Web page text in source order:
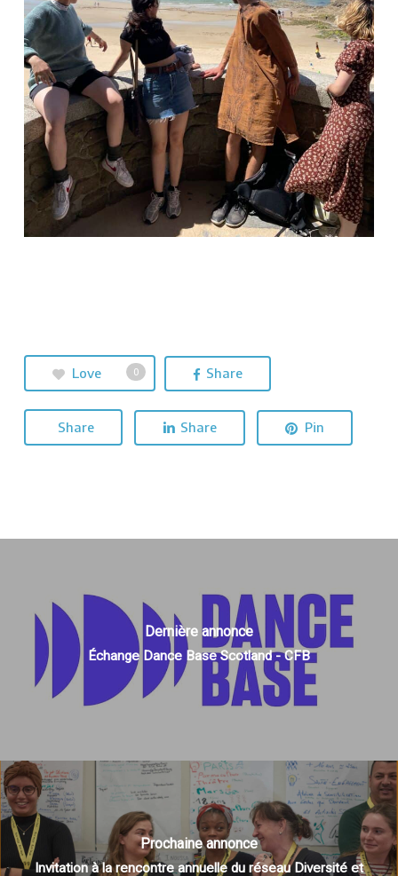
Love 0 Share
Share Share Pin
Dernière annonce
Échange Dance Base Scotland - CFB
Prochaine annonce
Invitation à la rencontre annuelle du réseau Diversité et